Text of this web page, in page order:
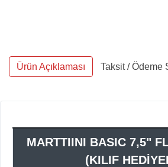
Ürün Açıklaması Taksit / Ödeme
MARTTIINI BASIC 7,5"
(KILIF